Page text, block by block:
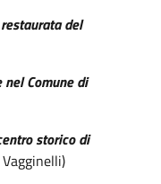
del
Comune di
storico di